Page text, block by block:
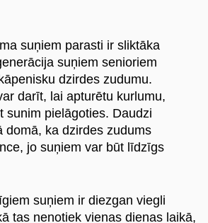
suņiem parasti ir sliktāka
suņiem senioriem
dzirdes zudumu.
darīt, lai apturētu kurlumu,
sunim pielāgoties. Daudzi
domā, ka dzirdes zudums
jo suņiem var būt līdzīgs
suņiem ir diezgan viegli
tas nenotiek vienas dienas laikā,